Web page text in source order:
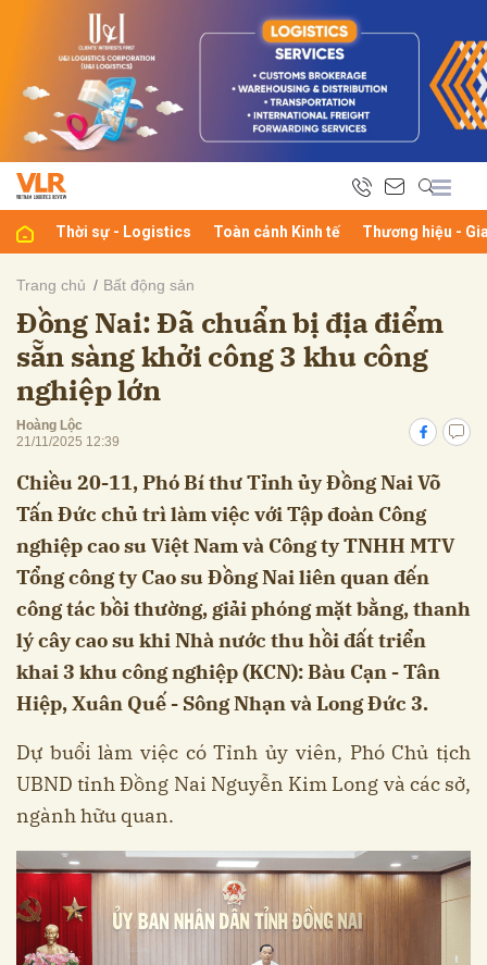
Thời sự - Logistics Toàn cảnh Kinh tế Thương hiệu -
Trang chủ Bất động sản
Đồng Nai: Đã chuẩn bị địa điểm
sẵn sàng khởi công 3 khu công
nghiệp lớn
Hoàng Lộc
21/11/2025 12:39
Chiều 20-11, Phó Bí thư Tỉnh ủy Đồng Nai Võ
Tấn Đức chủ trì làm việc với Tập đoàn Công
nghiệp cao su Việt Nam và Công ty TNHH MTV
Tổng công ty Cao su Đồng Nai liên quan đến
công tác bồi thường, giải phóng mặt bằng, thanh
lý cây cao su khi Nhà nước thu hồi đất triển
khai 3 khu công nghiệp (KCN): Bàu Cạn - Tân
Hiệp, Xuân Quế - Sông Nhạn và Long Đức 3.
Dự buổi làm việc có Tỉnh ủy viên, Phó Chủ tịch
UBND tỉnh Đồng Nai Nguyễn Kim Long và các sở,
ngành hữu quan.
luận
Hủy